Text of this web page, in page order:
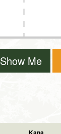
Show Me